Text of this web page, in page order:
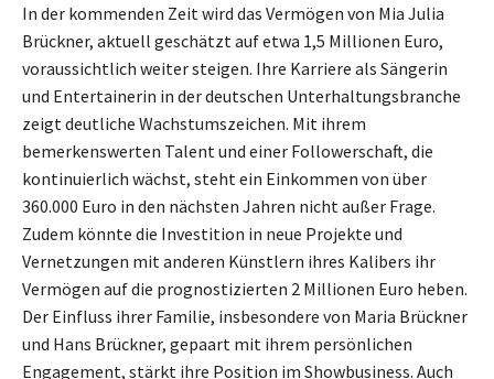
In der kommenden Zeit wird das Vermögen von Mia Julia
Brückner, aktuell geschätzt auf etwa 1,5 Millionen Euro,
voraussichtlich weiter steigen. Ihre Karriere als Sängerin
und Entertainerin in der deutschen Unterhaltungsbranche
zeigt deutliche Wachstumszeichen. Mit ihrem
bemerkenswerten Talent und einer Followerschaft, die
kontinuierlich wächst, steht ein Einkommen von über
360.000 Euro in den nächsten Jahren nicht außer Frage.
Zudem könnte die Investition in neue Projekte und
Vernetzungen mit anderen Künstlern ihres Kalibers ihr
Vermögen auf die prognostizierten 2 Millionen Euro heben.
Der Einfluss ihrer Familie, insbesondere von Maria Brückner
und Hans Brückner, gepaart mit ihrem persönlichen
Engagement, stärkt ihre Position im Showbusiness. Auch